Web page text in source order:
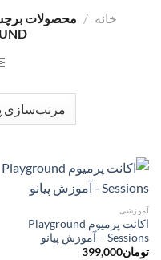
خانه / محصولات
آموزشی
اکانت پرمیوم Playground
Sessions – آموزش پیانو
تومان399,000